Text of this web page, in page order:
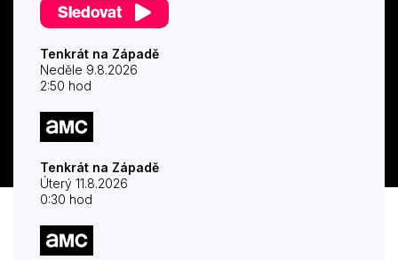
Sledovat
Tenkrát na Západě
Neděle 9.8.2026
2:50 hod
Tenkrát na Západě
Úterý 11.8.2026
0:30 hod